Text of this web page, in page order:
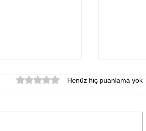
MİRASTA
5 üzerinden 0 yıldızHenüz hiç puanlama yok